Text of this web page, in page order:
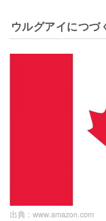
ウルグアイにつ
出典 : www.amazon.com